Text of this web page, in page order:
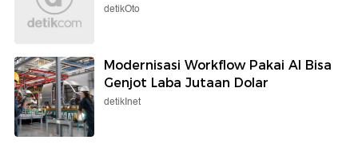
detikOto
Modernisasi Workflow Pakai AI Bisa
Genjot Laba Jutaan Dolar
detikInet